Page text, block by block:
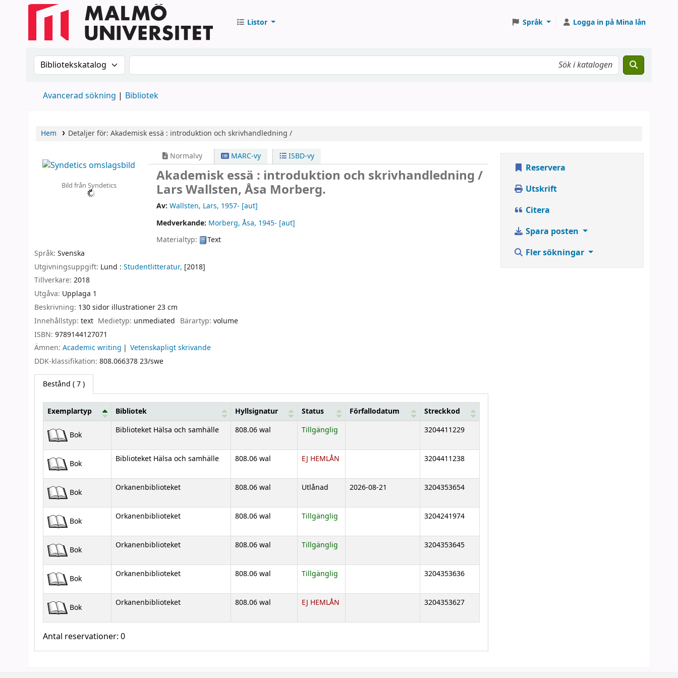
Listor Språk Logga in på Mina lån
Sök i katalogen efter:Sök i katalogen
Avancerad sökning Bibliotek
Hem Detaljer för: Akademisk essä : introduktion och skrivhandledning /
Bild från Syndetics
Normalvy MARC-vy ISBD-vy
Akademisk essä : introduktion och skrivhandledning /
Lars Wallsten, Åsa Morberg.
Av: Wallsten, Lars, 1957- [aut]
Medverkande: Morberg, Åsa, 1945- [aut]
Materialtyp:
Text
Språk: Svenska
Utgivningsuppgift: Lund : Studentlitteratur, [2018]
Tillverkare: 2018
Utgåva: Upplaga 1
Beskrivning: 130 sidor illustrationer 23 cm
Innehållstyp: text Medietyp: unmediated Bärartyp: volume
ISBN: 9789144127071
Ämnen: Academic writing
Vetenskapligt skrivande
DDK-klassifikation: 808.066378 23/swe
Bestånd ( 7 )
Bestånd
Exemplartyp Bibliotek Hyllsignatur Status Förfallodatum Streckkod
Bok Biblioteket Hälsa och samhälle 808.06 wal Tillgänglig 3204411229
Bok Biblioteket Hälsa och samhälle 808.06 wal EJ HEMLÅN 3204411238
Bok Orkanenbiblioteket 808.06 wal Utlånad 2026-08-21 3204353654
Bok Orkanenbiblioteket 808.06 wal Tillgänglig 3204241974
Bok Orkanenbiblioteket 808.06 wal Tillgänglig 3204353645
Bok Orkanenbiblioteket 808.06 wal Tillgänglig 3204353636
Bok Orkanenbiblioteket 808.06 wal EJ HEMLÅN 3204353627
Antal reservationer: 0
Reservera
Utskrift
Citera
Spara posten
Fler sökningar